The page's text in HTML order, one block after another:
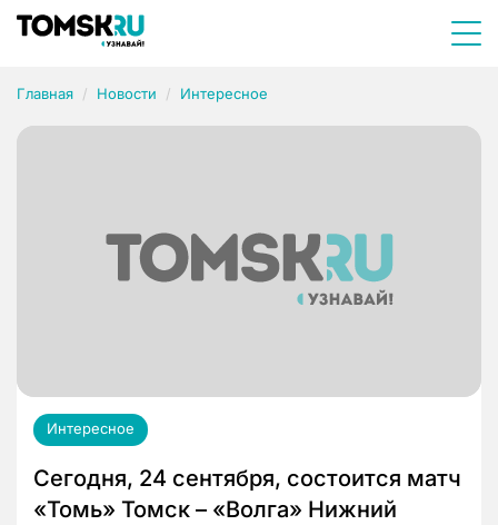
Главная Новости Интересное
Интересное
Сегодня, 24 сентября, состоится матч
«Томь» Томск – «Волга» Нижний